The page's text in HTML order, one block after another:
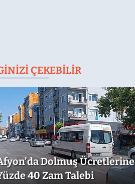
ÇEKEBILIR
Dolmuş Ücretlerine
40 Zam Talebi